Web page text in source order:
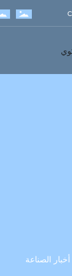
أخبار الصناعة